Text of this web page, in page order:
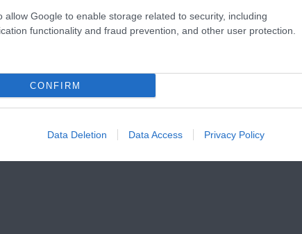
allow Google to enable storage related to security, including
functionality and fraud prevention, and other user protection.
CONFIRM
Data Deletion Data Access Privacy Policy